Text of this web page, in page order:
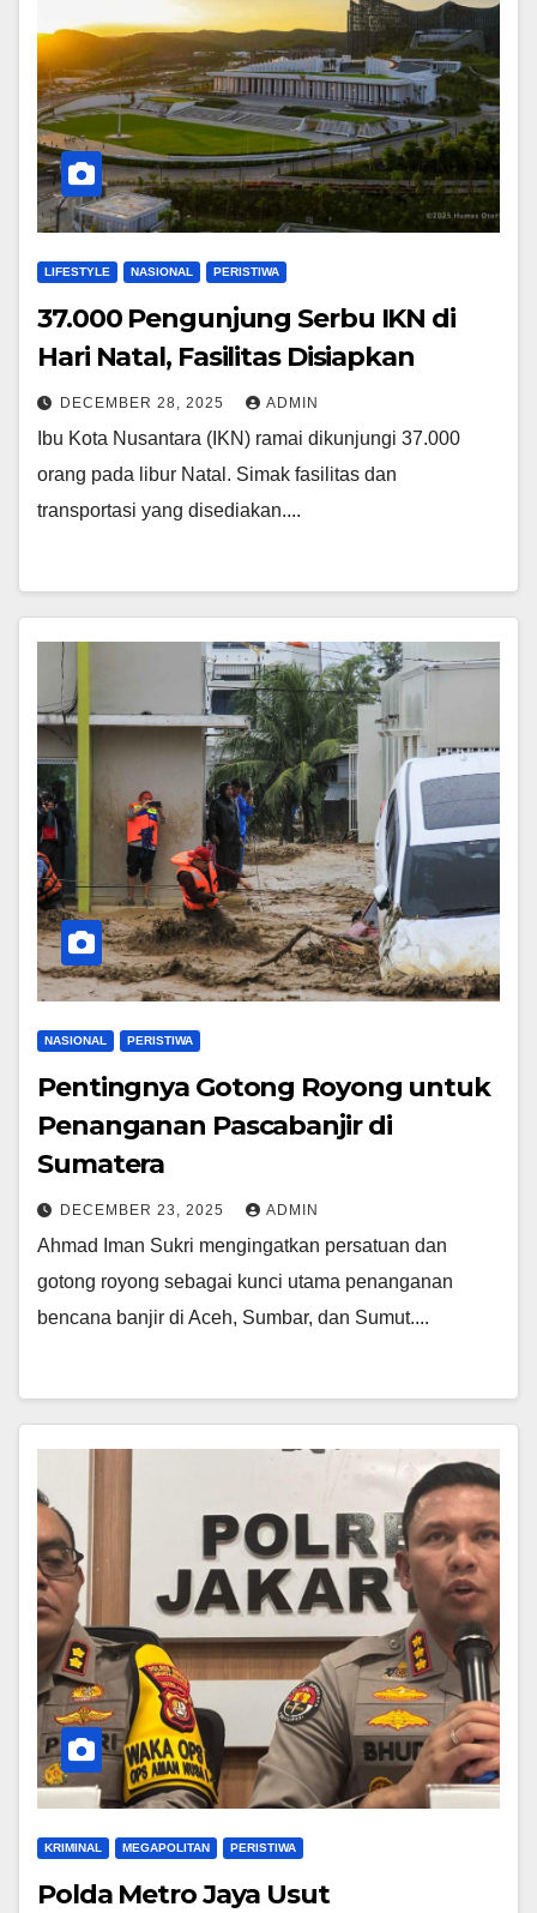
LIFESTYLE NASIONAL PERISTIWA
37.000 Pengunjung Serbu IKN di
Hari Natal, Fasilitas Disiapkan
DECEMBER 28, 2025 ADMIN
Ibu Kota Nusantara (IKN) ramai dikunjungi 37.000
orang pada libur Natal. Simak fasilitas dan
transportasi yang disediakan....
NASIONAL PERISTIWA
Pentingnya Gotong Royong untuk
Penanganan Pascabanjir di
Sumatera
DECEMBER 23, 2025 ADMIN
Ahmad Iman Sukri mengingatkan persatuan dan
gotong royong sebagai kunci utama penanganan
bencana banjir di Aceh, Sumbar, dan Sumut....
KRIMINAL MEGAPOLITAN PERISTIWA
Polda Metro Jaya Usut